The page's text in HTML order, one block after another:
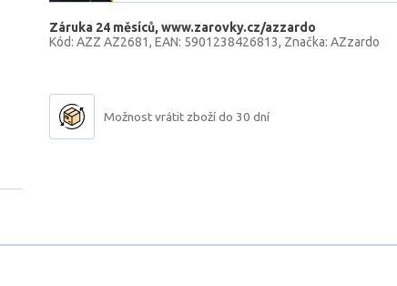
Záruka 24 měsíců www.zarovky.cz/azzardo
Kód: AZZ AZ2681 EAN: 5901238426813 Značka: AZzardo
Možnost vrátit zboží do 30 dní